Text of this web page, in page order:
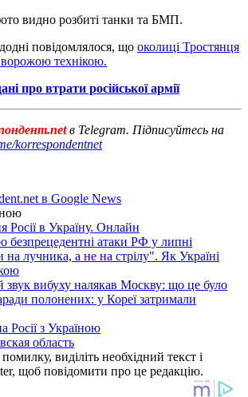
видно розбиті танки та БМП.
повідомлялося, що околиці Тростянця
ворожою технікою.
про втрати російської армії
в Telegram. Підписуйтесь на
korrespondentnet
в Google News
Росії в Україну. Онлайн
атаки РФ у липні
лучника, а не на стрілу". Як Україні
звук вибуху налякав Москву: що це було
полонених: у Кореї затримали
Росії з Україною
область
виділіть необхідний текст і
щоб повідомити про це редакцію.